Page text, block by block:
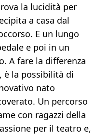
la lucidità per
a casa dal
E un lungo
e poi in un
A fare la differenza
è la possibilità di
nato
Un percorso
con ragazzi della
per il teatro e,